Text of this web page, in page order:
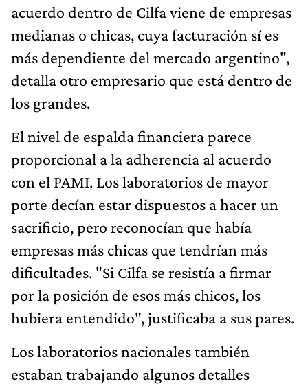
acuerdo dentro de Cilfa viene de empresas
medianas o chicas, cuya facturación sí es
más dependiente del mercado argentino",
detalla otro empresario que está dentro de
los grandes.
El nivel de espalda financiera parece
proporcional a la adherencia al acuerdo
con el PAMI. Los laboratorios de mayor
porte decían estar dispuestos a hacer un
sacrificio, pero reconocían que había
empresas más chicas que tendrían más
dificultades. "Si Cilfa se resistía a firmar
por la posición de esos más chicos, los
hubiera entendido", justificaba a sus pares.
Los laboratorios nacionales también
estaban trabajando algunos detalles